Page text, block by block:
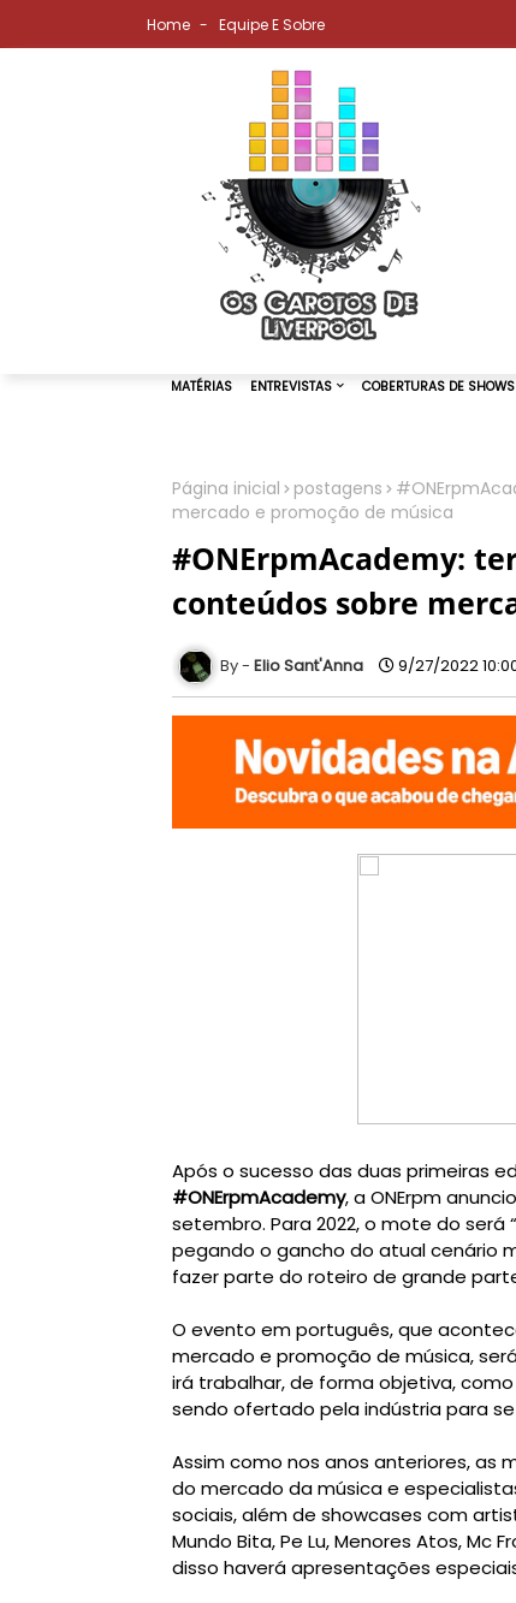
Home Equipe E Sobre
MATÉRIAS ENTREVISTAS
Página inicial postagens
mercado e promoção de música
#ONErpmAcademy:
conteúdos sobre
Elio Sant'Anna 9/27/2022
#ONErpmAcademy, a ONErpm
setembro. Para 2022, o mote do será
pegando o gancho do atual cenário
O evento em português, que
mercado e promoção de música,
irá trabalhar, de forma objetiva,
Assim como nos anos anteriores,
do mercado da música e
sociais, além de showcases com
Mundo Bita, Pe Lu, Menores Atos, Mc